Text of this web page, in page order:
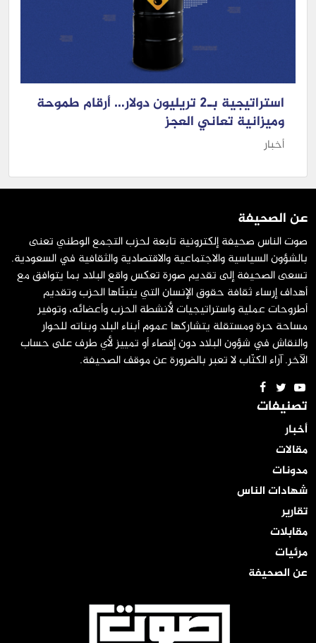
استراتيجية بـ2 تريليون دولار… أرقام طموحة
وميزانية تعاني العجز
أخبار
عن الصحيفة
صوت الناس صحيفة إلكترونية تابعة لحزب التجمع الوطني تعنى
بالشؤون السياسية والاجتماعية والاقتصادية والثقافية في السعودية.
تسعى الصحيفة إلى تقديم صورة تعكس واقع البلاد بما يتوافق مع
أهداف إرساء ثقافة حقوق الإنسان التي يتبنّاها الحزب وتقديم
أطروحات عملية واستراتيجيات لأنشطة الحزب وأعضائه، وتوفير
مساحة حرة ومستقلة يتشاركها عموم أبناء البلد وبناته للحوار
والنقاش في شؤون البلاد دون إقصاء أو تمييز لأي طرف على حساب
الآخر. آراء الكتّاب لا تعبر بالضرورة عن موقف الصحيفة.
تصنيفات
أخبار
مقالات
مدونات
شهادات الناس
تقارير
مقابلات
مرئيات
عن الصحيفة